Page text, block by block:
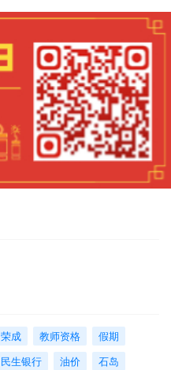
荣成 教师资格
假期
民生银行 油价
石岛